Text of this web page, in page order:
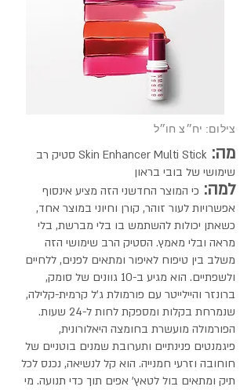
צילום: יח״צ חו״ל
מה:
Skin Enhancer Multi Stick סטיק רב
שימושי של בובי בראון
למה: כי המוצר החדשני הזה מציע אינסוף
אפשרויות לעור זוהר, קורן וחיוני במוצר אחד,
כשאתן יכולות להשתמש בו בלי מברשת, בלי
מראה ובלי מאמץ. הסטיק הרב שימושי הזה
משלב בין טיפוח לאיפור ומתאים לפנים, ללחיים
ולשפתיים. הוא מגיע ב-10 גוונים של סומק,
ברונזר והיילייטר עם פורמולת ג'ל קרמית-קלילה,
שנמרחת בקלות ומספקת לחות ל-24 שעות.
הפורמולה מועשרת בחומצה היאלורונית,
פיגמנטים פנינתיים ותערובת שמנים בוטניים של
חוחובה וזרעי חמנייה. הוא קל לנשיאה, נכנס לכל
תיק ומתאים בול לטאץ' אפים תוך כדי תנועה. מי